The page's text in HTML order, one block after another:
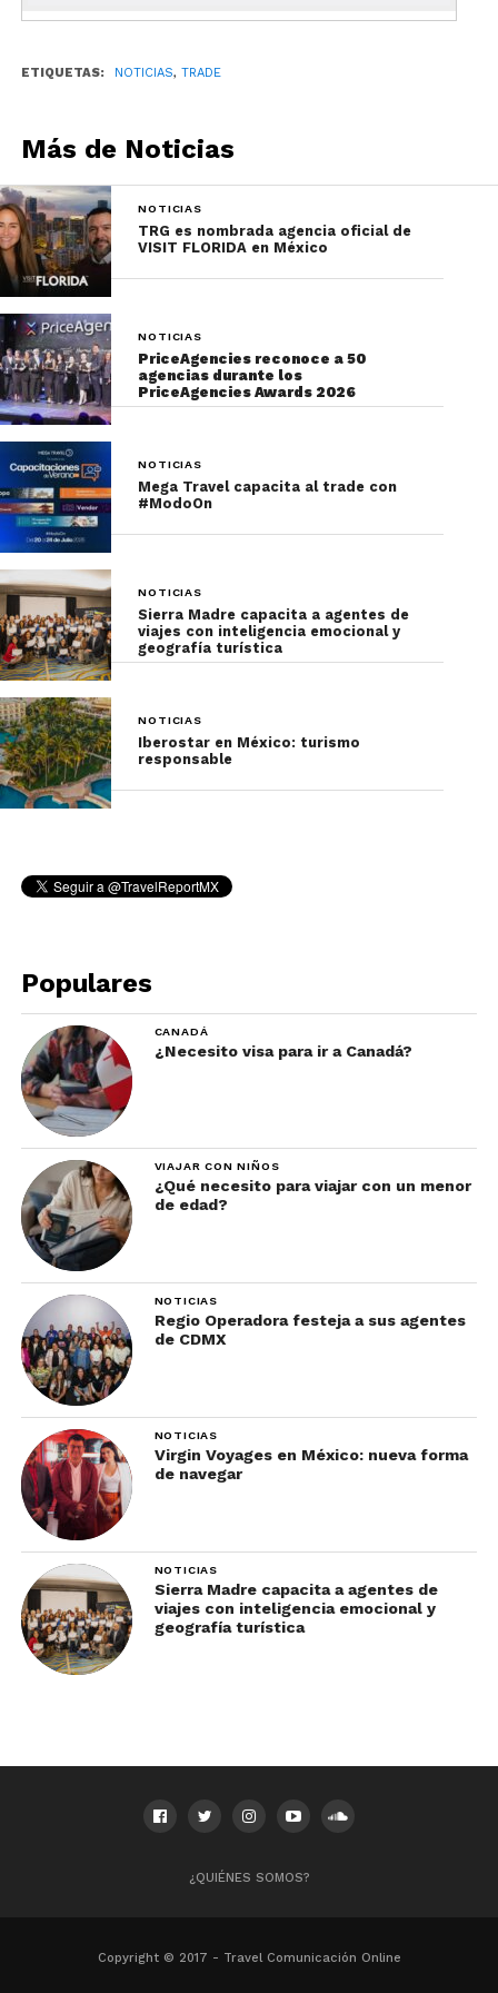
ETIQUETAS: NOTICIAS, TRADE
Más de Noticias
NOTICIAS
TRG es nombrada agencia oficial de
VISIT FLORIDA en México
NOTICIAS
PriceAgencies reconoce a 50
agencias durante los
PriceAgencies Awards 2026
NOTICIAS
Mega Travel capacita al trade con
#ModoOn
NOTICIAS
Sierra Madre capacita a agentes de
viajes con inteligencia emocional y
geografía turística
NOTICIAS
Iberostar en México: turismo
responsable
Populares
CANADÁ
¿Necesito visa para ir a Canadá?
VIAJAR CON NIÑOS
¿Qué necesito para viajar con un menor
de edad?
NOTICIAS
Regio Operadora festeja a sus agentes
de CDMX
NOTICIAS
Virgin Voyages en México: nueva forma
de navegar
NOTICIAS
Sierra Madre capacita a agentes de
viajes con inteligencia emocional y
geografía turística
¿QUIÉNES SOMOS?
Copyright © 2017 - Travel Comunicación Online